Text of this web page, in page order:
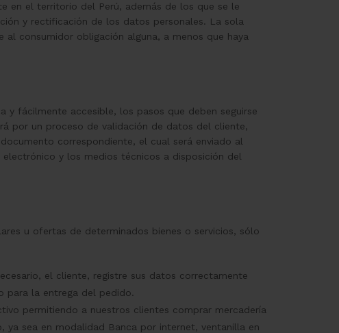
en el territorio del Perú, además de los que se le
y rectificación de los datos personales. La sola
consumidor obligación alguna, a menos que haya
fácilmente accesible, los pasos que deben seguirse
por un proceso de validación de datos del cliente,
correspondiente, el cual será enviado al
y los medios técnicos a disposición del
u ofertas de determinados bienes o servicios, sólo
el cliente, registre sus datos correctamente
para la entrega del pedido.
permitiendo a nuestros clientes comprar mercadería
sea en modalidad Banca por internet, ventanilla en